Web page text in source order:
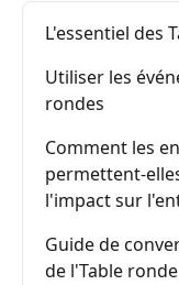
L'essentiel des
Utiliser les
rondes
Comment les
permettent-
l'impact sur
Guide de
de l'Table ronde